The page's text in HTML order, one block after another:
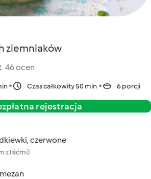
ziemniaków
46 ocen
Czas całkowity 50 min 6 porcji
rejestracja
czerwone
z liśćmi)